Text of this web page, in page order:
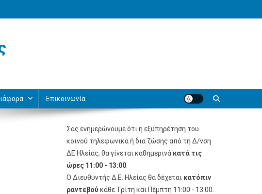
Επικοινωνία
Σας ενημερώνουμε ότι η εξυπηρέτηση του
κοινού τηλεφωνικά ή δια ζώσης από τη Δ/νση
ΔΕ Ηλείας, θα γίνεται καθημερινά κατά τις
ώρες 11:00 - 13:00
Ο Διευθυντής Δ.Ε. Ηλείας θα δέχεται κατόπιν
ραντεβού κάθε Τρίτη και Πέμπτη 11:00 - 13:00.